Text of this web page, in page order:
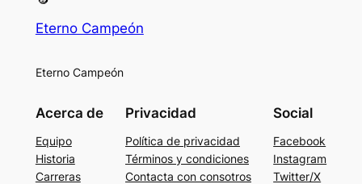
Eterno Campeón
Eterno Campeón
Acerca de
Equipo
Historia
Carreras
Privacidad
Política de privacidad
Términos y condiciones
Contacta con consotros
Social
Facebook
Instagram
Twitter/X